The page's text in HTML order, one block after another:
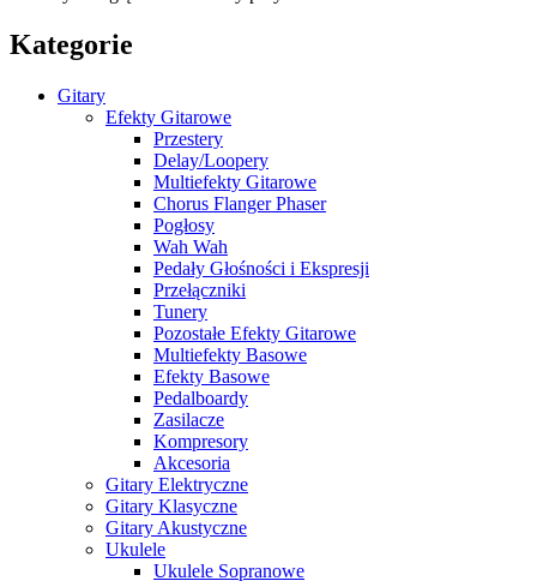
Kategorie
Gitary
Efekty Gitarowe
Przestery
Delay/Loopery
Multiefekty Gitarowe
Chorus Flanger Phaser
Pogłosy
Wah Wah
Pedały Głośności i Ekspresji
Przełączniki
Tunery
Pozostałe Efekty Gitarowe
Multiefekty Basowe
Efekty Basowe
Pedalboardy
Zasilacze
Kompresory
Akcesoria
Gitary Elektryczne
Gitary Klasyczne
Gitary Akustyczne
Ukulele
Ukulele Sopranowe